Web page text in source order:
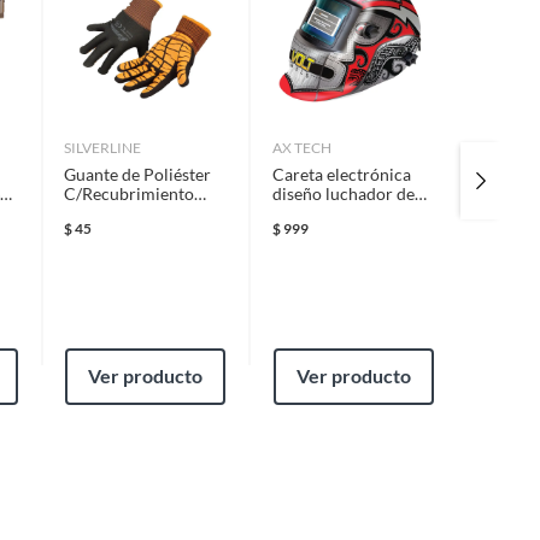
SILVERLINE
Guante de Poliéster
C/Recubrimiento
$45
Ver producto
AX TECH
Careta electrónica
diseño luchador de
$999
Ver producto